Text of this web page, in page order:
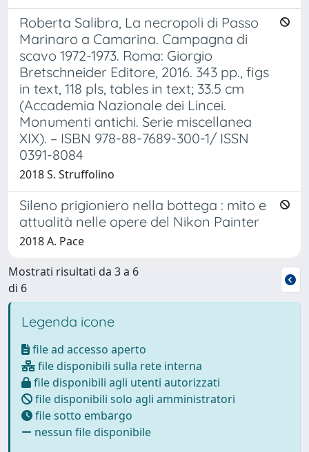
Roberta Salibra, La necropoli di Passo
Marinaro a Camarina. Campagna di
scavo 1972-1973. Roma: Giorgio
Bretschneider Editore, 2016. 343 pp., figs
in text, 118 pls, tables in text; 33.5 cm
(Accademia Nazionale dei Lincei.
Monumenti antichi. Serie miscellanea
XIX). – ISBN 978-88-7689-300-1/ ISSN
0391-8084
2018 S. Struffolino
Sileno prigioniero nella bottega : mito e
attualità nelle opere del Nikon Painter
2018 A. Pace
Mostrati risultati da 3 a 6
di 6
Legenda icone
file ad accesso aperto
file disponibili sulla rete interna
file disponibili agli utenti autorizzati
file disponibili solo agli amministratori
file sotto embargo
nessun file disponibile